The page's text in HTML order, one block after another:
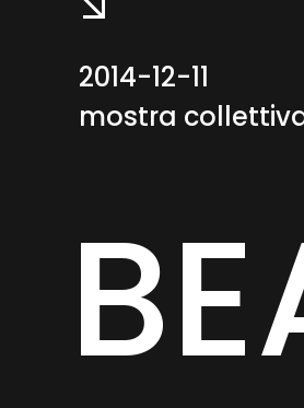
2014-12-11
mostra